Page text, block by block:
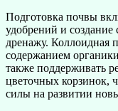
Подготовка почвы
удобрений и
дренажу. Коллоидная
содержанием
также поддерживать
цветочных корзинок,
силы на развитии